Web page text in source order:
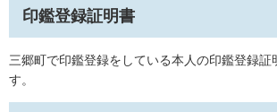
印鑑登録証明書
三郷町で印鑑登録をしている本人の印鑑登録証
す。